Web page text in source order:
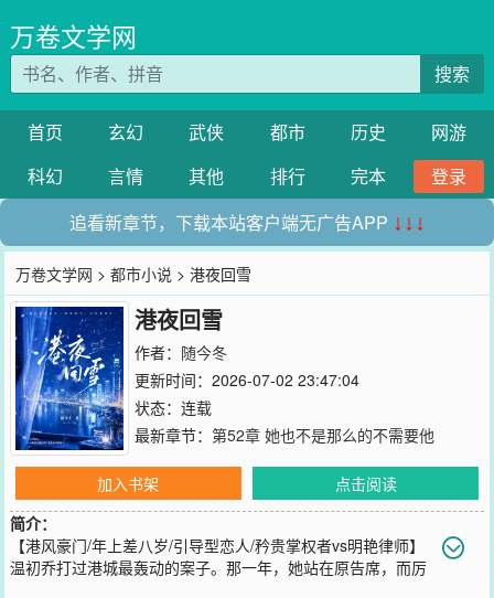
万卷文学网
搜索
首页 玄幻 武侠 都市 历史
网游
科幻
言情 其他 排行 完本
登录
追看新章节，下载本站客户端无广告APP ↓↓↓
万卷文学网 >都市小说 > 港夜回雪
港夜回雪
作者： 随今冬
更新时间：2026-07-02 23:47:04
状态：连载
最新章节： 第52章 她也不是那么的不需要他
加入书架
点击阅读
简介：
【港风豪门/年上差八岁/引导型恋人/矜贵掌权者vs明艳律师】
温初乔打过港城最轰动的案子。那一年，她站在原告席，而厉